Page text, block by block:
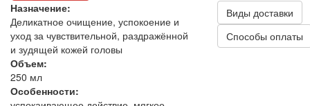
Назначение:
Деликатное очищение, успокоение и
уход за чувствительной, раздражённой
и зудящей кожей головы
Объем:
250 мл
Особенности:
Виды доставки
Способы оплаты